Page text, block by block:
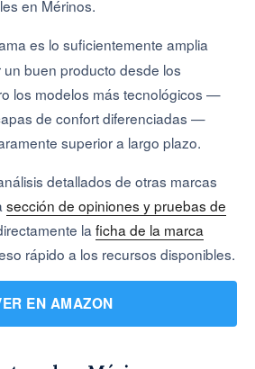
en Mérinos.
es lo suficientemente amplia
buen producto desde los
los modelos más tecnológicos —
de confort diferenciadas —
superior a largo plazo.
detallados de otras marcas
sección de opiniones y pruebas de
la ficha de la marca
rápido a los recursos disponibles.
EN AMAZON